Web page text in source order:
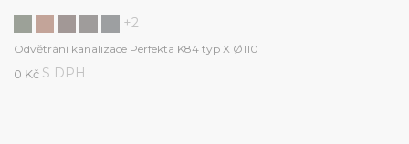
+2
Odvětrání kanalizace Perfekta K84 typ X Ø110
0 Kč S DPH